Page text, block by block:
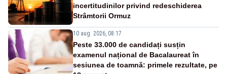
incertitudinilor privind redeschiderea
Strâmtorii Ormuz
10 aug. 2026, 08:17
Peste 33.000 de candidați susțin
examenul național de Bacalaureat în
sesiunea de toamnă: primele rezultate, pe